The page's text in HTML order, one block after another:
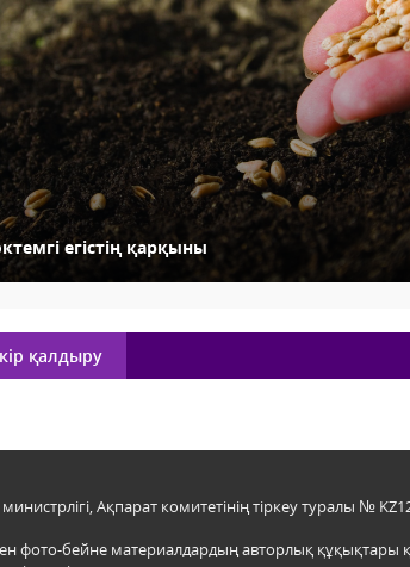
егістің қарқыны
қалдыру
Ақпарат комитетінің тіркеу туралы №
фото-бейне материалдардың авторлық құқықтары